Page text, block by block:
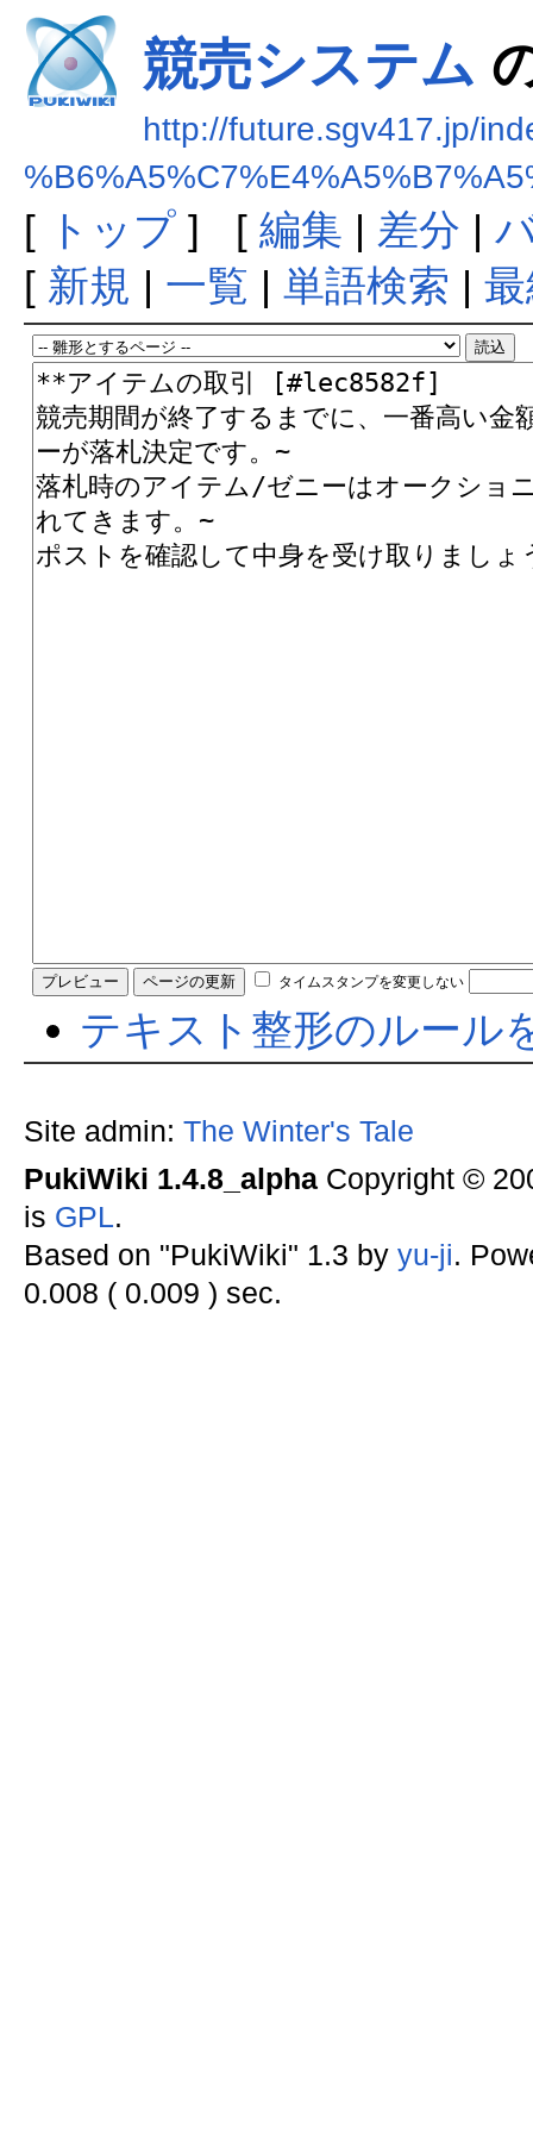
競売システム
http://future.sgv417.jp/
[ トップ] [ 編集 | 差分 |
[ 新規 | 一覧 | 単語検索 |
タイムスタンプを変更しない
テキスト整形のルール
Site admin: The Winter's Tale
PukiWiki 1.4.8_alphaCopyright ©
is GPL.
Based on "PukiWiki" 1.3 by yu-ji.
0.008 ( 0.009 ) sec.